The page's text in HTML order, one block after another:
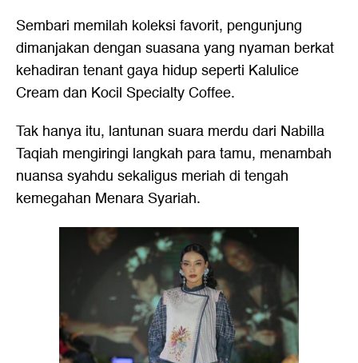
Sembari memilah koleksi favorit, pengunjung
dimanjakan dengan suasana yang nyaman berkat
kehadiran tenant gaya hidup seperti Kalulice
Cream dan Kocil Specialty Coffee.
Tak hanya itu, lantunan suara merdu dari Nabilla
Taqiah mengiringi langkah para tamu, menambah
nuansa syahdu sekaligus meriah di tengah
kemegahan Menara Syariah.